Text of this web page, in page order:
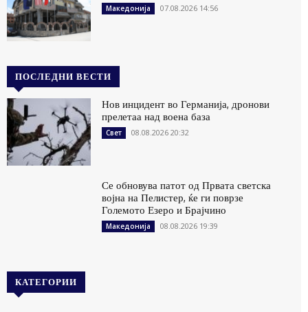
Македонија 07.08.2026 14:56
ПОСЛЕДНИ ВЕСТИ
Нов инцидент во Германија, дронови
прелетаа над воена база
Свет 08.08.2026 20:32
Се обновува патот од Првата светска
војна на Пелистер, ќе ги поврзе
Големото Езеро и Брајчино
Македонија 08.08.2026 19:39
КАТЕГОРИИ